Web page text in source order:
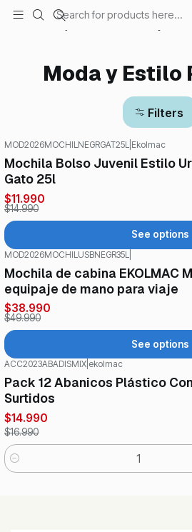
Beauty and health Moda y
Moda y Estilo
Filters
MOD2026MOCHILNEGRGAT25L Ekolmac
Mochila Bolso Juvenil Estilo
Gato 25l
$11.990
$14.990
See options
MOD2026MOCHILUSBNEGR35L
Mochila de cabina EKOLMAC
equipaje de mano para viaje
$38.990
$49.990
See options
ACC2023ABADISMIX ekolmac
Pack 12 Abanicos Plástico
Surtidos
$14.990
$16.990
Quantity